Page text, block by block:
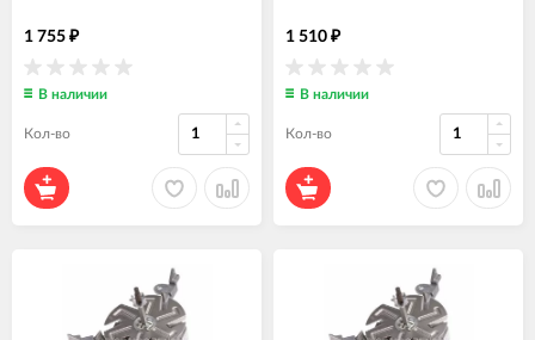
1 755 ₽
В наличии
Кол-во
1 510 ₽
В наличии
Кол-во